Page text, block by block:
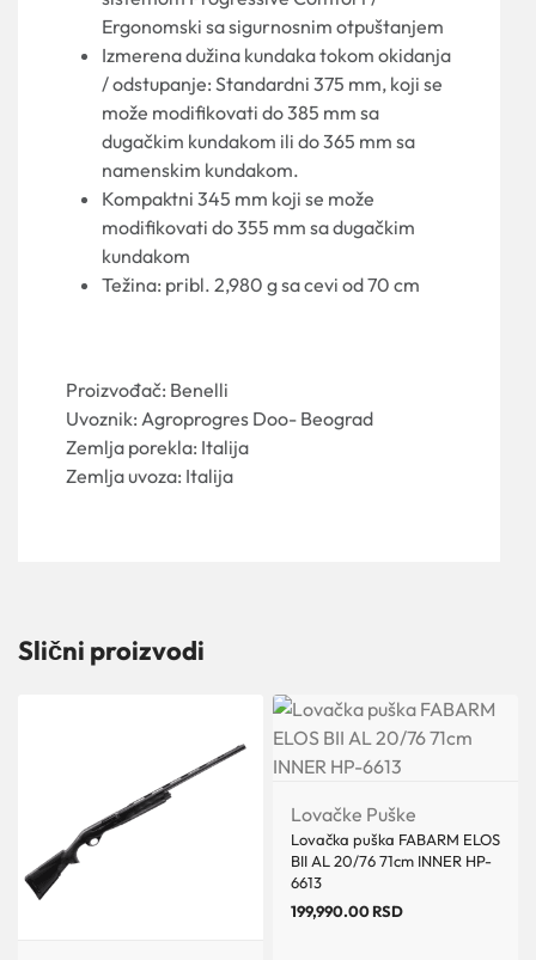
Ergonomski sa sigurnosnim otpuštanjem
Izmerena dužina kundaka tokom okidanja
/ odstupanje: Standardni 375 mm, koji se
može modifikovati do 385 mm sa
dugačkim kundakom ili do 365 mm sa
namenskim kundakom.
Kompaktni 345 mm koji se može
modifikovati do 355 mm sa dugačkim
kundakom
Težina: pribl. 2,980 g sa cevi od 70 cm
Proizvođač: Benelli
Uvoznik: Agroprogres Doo- Beograd
Zemlja porekla: Italija
Zemlja uvoza: Italija
Slični proizvodi
Lovačke Puške
Lovačka puška FABARM ELOS
BII AL 20/76 71cm INNER HP-
6613
199,990.00RSD